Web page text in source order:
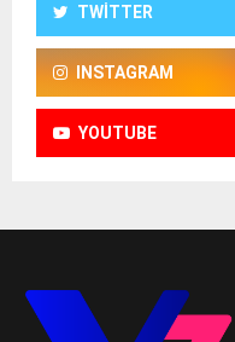
TWITTER
INSTAGRAM
YOUTUBE